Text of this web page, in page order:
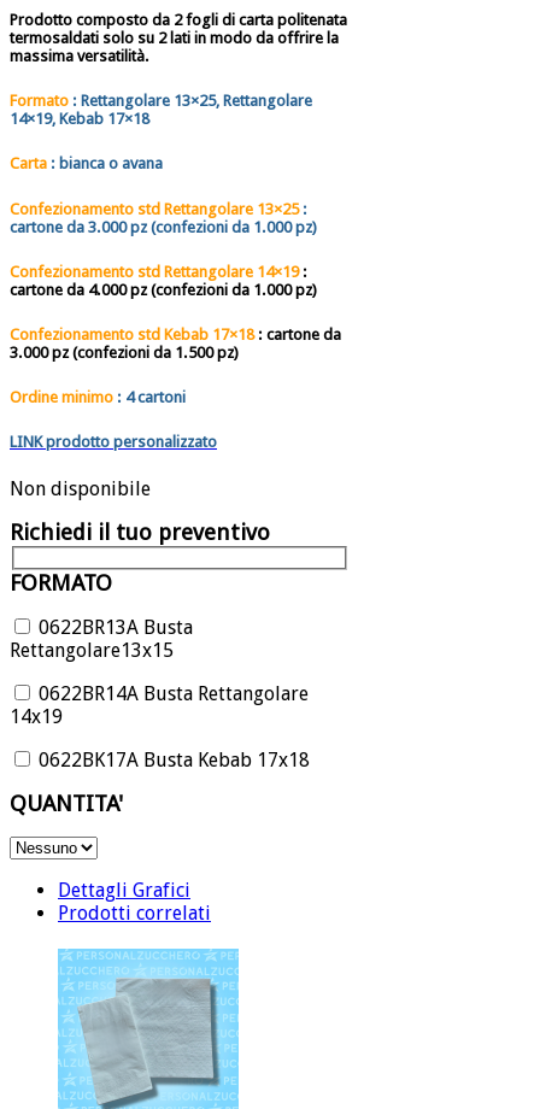
Prodotto composto da 2 fogli di carta politenata
termosaldati solo su 2 lati in modo da offrire la
massima versatilità.
Formato : Rettangolare 13×25, Rettangolare
14×19, Kebab 17×18
Carta : bianca o avana
Confezionamento std Rettangolare 13×25:
cartone da 3.000 pz (confezioni da 1.000 pz)
Confezionamento std Rettangolare 14×19 :
cartone da 4.000 pz (confezioni da 1.000 pz)
Confezionamento std Kebab 17×18 : cartone da
3.000 pz (confezioni da 1.500 pz)
Ordine minimo : 4 cartoni
LINK prodotto personalizzato
Non disponibile
Richiedi il tuo preventivo
FORMATO
0622BR13A Busta
Rettangolare13x15
0622BR14A Busta Rettangolare
14x19
0622BK17A Busta Kebab 17x18
QUANTITA'
Dettagli Grafici
Prodotti correlati